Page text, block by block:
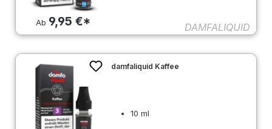
Ab 9,95 €* DAMFALIQUID
damfaliquid Kaffee
10 ml